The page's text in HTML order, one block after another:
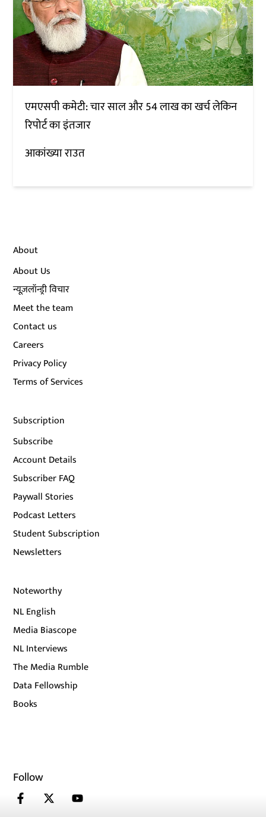
एमएसपी कमेटी: चार साल और 54 लाख का खर्च लेकिन
रिपोर्ट का इंतजार
आकांख्या राउत
About
About Us
न्यूज़लॉन्ड्री विचार
Meet the team
Contact us
Careers
Privacy Policy
Terms of Services
Subscription
Subscribe
Account Details
Subscriber FAQ
Paywall Stories
Podcast Letters
Student Subscription
Newsletters
Noteworthy
NL English
Media Biascope
NL Interviews
The Media Rumble
Data Fellowship
Books
Follow